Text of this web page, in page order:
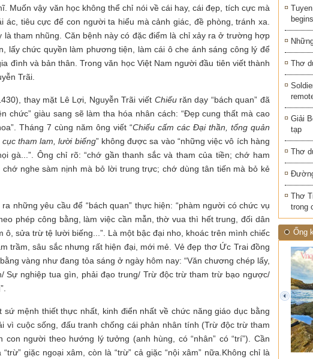
Muốn vậy văn học không thể chỉ nói về cái hay, cái đẹp, tích cực mà
ác, tiêu cực để con người ta hiểu mà cảnh giác, đề phòng, tránh xa.
là tham nhũng. Căn bệnh này có đặc điểm là chỉ xảy ra ở trường hợp
lấy chức quyền làm phương tiện, làm cái ô che ánh sáng công lý để
đình và bản thân. Trong văn học Việt Nam người đầu tiên viết thành
Trãi.
thay mặt Lê Lợi, Nguyễn Trãi viết Chiếurăn dạy “bách quan” đã
chức” giàu sang sẽ làm tha hóa nhân cách: “Đẹp cung thất mà cao
Tháng 7 cùng năm ông viết “Chiếu cấm các Đại thần, tổng quản
tham lam, lười biếng” không được sa vào “những việc vô ích hàng
gà...”. Ông chỉ rõ: “chớ gần thanh sắc và tham của tiền; chớ ham
nghe sàm nịnh mà bỏ lời trung trực; chớ dùng tân tiến mà bỏ kẻ
những yêu cầu để “bách quan” thực hiện: “phàm người có chức vụ
phép công bằng, làm việc cần mẫn, thờ vua thì hết trung, đối dân
ô, sửa trừ tệ lười biếng...”. Là một bậc đại nho, khoác trên mình chiếc
trầm, sâu sắc nhưng rất hiện đại, mới mẻ. Vẻ đẹp thơ Ức Trai đồng
vàng như đang tỏa sáng ở ngày hôm nay: “Văn chương chép lấy,
Sự nghiệp tua gìn, phải đạo trung/ Trừ độc trừ tham trừ bạo ngược/
sứ mệnh thiết thực nhất, kinh điển nhất về chức năng giáo dục bằng
vì cuộc sống, đấu tranh chống cái phản nhân tính (Trừ độc trừ tham
người theo hướng lý tưởng (anh hùng, có “nhân” có “trí”). Cần
giặc ngoại xâm, còn là “trừ” cả giặc “nội xâm” nữa.Không chỉ là
Thơ
Giải
tạp
Thơ
Thơ
trong
Ống
prev